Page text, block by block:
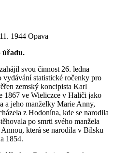
1944 Opava
úřadu.
svou činnost 26. ledna
statistické ročenky pro
zemský koncipista Karl
1867 ve Wieliczce v Haliči jako
a jeho manželky Marie Anny,
z Hodonína, kde se narodila
po smrti svého manžela
která se narodila v Bílsku
1854.